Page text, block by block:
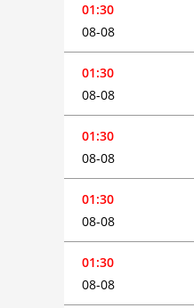
01:30
08-08
01:30
08-08
01:30
08-08
01:30
08-08
01:30
08-08